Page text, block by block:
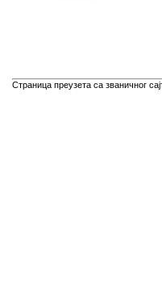
Страница преузета са званичног